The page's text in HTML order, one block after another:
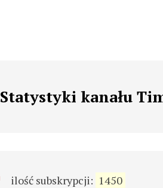
Statystyki kanału
ilość subskrypcji: 1450